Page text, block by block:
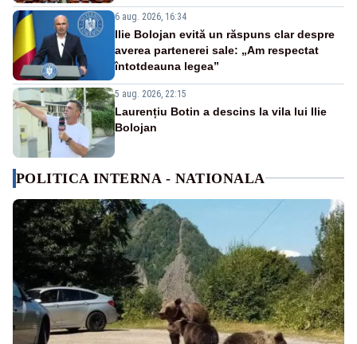
6 aug. 2026, 16:34
Ilie Bolojan evită un răspuns clar despre
averea partenerei sale: „Am respectat
întotdeauna legea”
5 aug. 2026, 22:15
Laurențiu Botin a descins la vila lui Ilie
Bolojan
POLITICA INTERNA - NATIONALA